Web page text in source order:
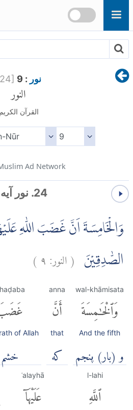
24] نور : 9النور
القرآن الكريم
Ad Network
24. نور آیه 9
وَالْخَامِسَةَ اَنَّ غَضَبَ اللّٰهِ
الصّٰدِقِيْنَ (النور:٩)
wal-khāmisata
وَٱلْخَٰمِسَةَ
And the fifth
و (بار) پنجم
anna
أَنَّ
that
كه
of Allah
خشم
l-lahi
ٱللَّهِ
ʿalayhā
عَلَيْهَآ